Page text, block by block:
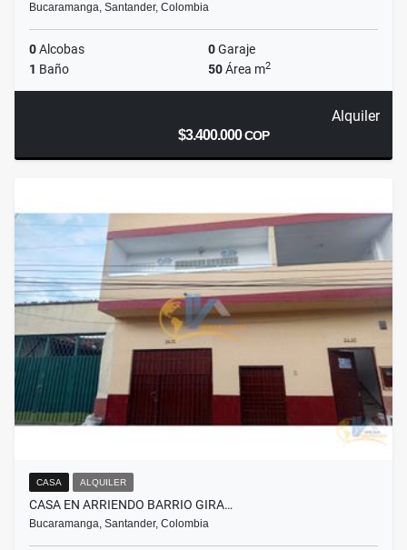
Bucaramanga, Santander, Colombia
0Alcobas 0Garaje
1 Baño 50Área m2
Alquiler
$3.400.000COP
CASA ALQUILER
CASA EN ARRIENDO BARRIO GIRA…
Bucaramanga, Santander, Colombia